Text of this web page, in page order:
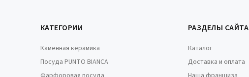
КАТЕГОРИИ
Каменная керамика
Посуда PUNTO BIANCA
РАЗДЕЛЫ САЙТА
Каталог
Доставка и оплата